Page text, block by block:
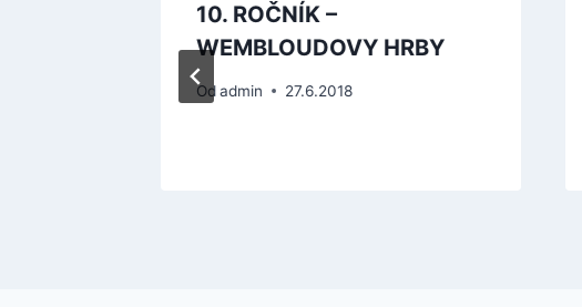
10. ROČNÍK –
WEMBLOUDOVY HRBY
Odadmin 27.6.2018